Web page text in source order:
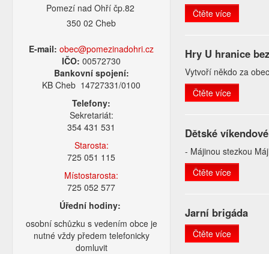
Pomezí nad Ohří čp.82
350 02 Cheb
E-mail: obec@pomezinadohri.cz
IČO:00572730
Bankovní spojení:
KB Cheb 14727331/0100
Telefony:
Sekretariát:
354 431 531
Starosta:
725 051 115
Místostarosta:
725 052 577
Úřední hodiny:
osobní schůzku s vedením obce je
nutné vždy předem telefonicky
domluvit
Čtěte více
Hry U hranice
Vytvoří někdo za
Čtěte více
Dětské
- Májinou stezkou
Čtěte více
Jarní brigáda
Čtěte více